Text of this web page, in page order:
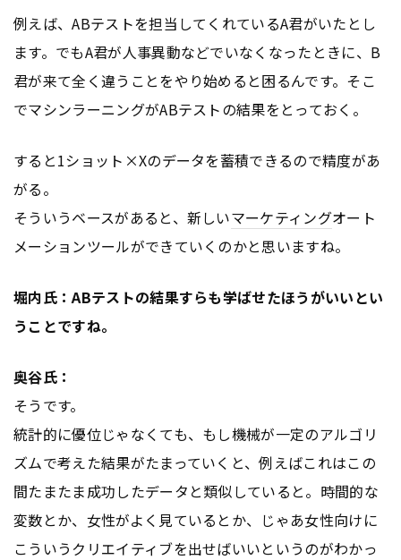
例えば、ABテストを担当してくれているA君がいたとし
ます。でもA君が人事異動などでいなくなったときに、B
君が来て全く違うことをやり始めると困るんです。そこ
でマシンラーニングがABテストの結果をとっておく。
すると1ショット×Xのデータを蓄積できるので精度があ
がる。
そういうベースがあると、新しいマーケティングオート
メーションツールができていくのかと思いますね。
堀内氏：ABテストの結果すらも学ばせたほうがいいとい
うことですね。
奥谷氏：
そうです。
統計的に優位じゃなくても、もし機械が一定のアルゴリ
ズムで考えた結果がたまっていくと、例えばこれはこの
間たまたま成功したデータと類似していると。時間的な
変数とか、女性がよく見ているとか、じゃあ女性向けに
こういうクリエイティブを出せばいいというのがわかっ